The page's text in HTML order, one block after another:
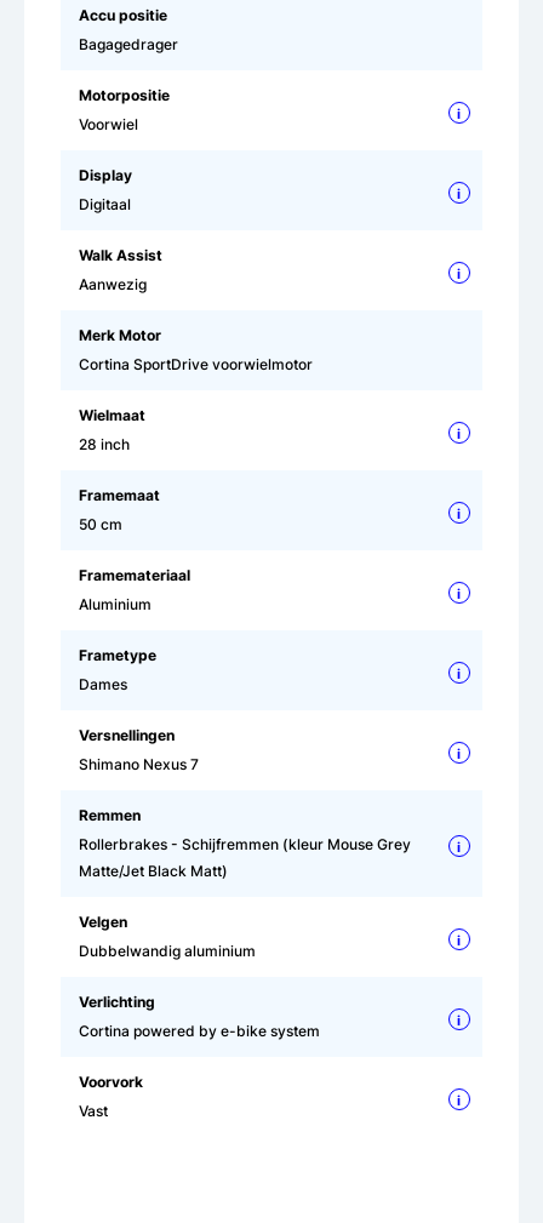
Accu positie
Bagagedrager
Motorpositie
Voorwiel
i
Display
Digitaal
i
Walk Assist
Aanwezig
i
Merk Motor
Cortina SportDrive voorwielmotor
Wielmaat
28 inch
i
Framemaat
50 cm
i
Framemateriaal
Aluminium
i
Frametype
Dames
i
Versnellingen
Shimano Nexus 7
i
Remmen
Rollerbrakes - Schijfremmen (kleur Mouse Grey
Matte/Jet Black Matt)
i
Velgen
Dubbelwandig aluminium
i
Verlichting
Cortina powered by e-bike system
i
Voorvork
Vast
i